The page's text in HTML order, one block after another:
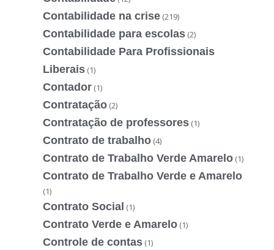
Contabilidade na crise (219)
Contabilidade para escolas (2)
Contabilidade Para Profissionais
Liberais (1)
Contador (1)
Contratação (2)
Contratação de professores (1)
Contrato de trabalho (4)
Contrato de Trabalho Verde Amarelo (1)
Contrato de Trabalho Verde e Amarelo
(1)
Contrato Social (1)
Contrato Verde e Amarelo (1)
Controle de contas (1)